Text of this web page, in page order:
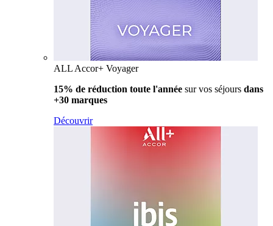
ALL Accor+ Voyager
15% de réduction toute l'année sur vos séjours dans
+30 marques
Découvrir